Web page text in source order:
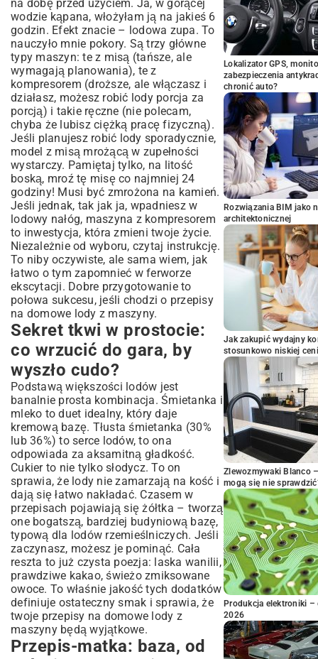
na dobę przed użyciem. Ja, w gorącej
wodzie kąpana, włożyłam ją na jakieś 6
godzin. Efekt znacie – lodowa zupa. To
nauczyło mnie pokory. Są trzy główne
typy maszyn: te z misą (tańsze, ale
wymagają planowania), te z
kompresorem (droższe, ale włączasz i
działasz, możesz robić lody porcja za
porcją) i takie ręczne (nie polecam,
chyba że lubisz ciężką pracę fizyczną).
Jeśli planujesz robić lody sporadycznie,
model z misą mrożącą w zupełności
wystarczy. Pamiętaj tylko, na litość
boską, mroź tę misę co najmniej 24
godziny! Musi być zmrożona na kamień.
Jeśli jednak, tak jak ja, wpadniesz w
lodowy nałóg, maszyna z kompresorem
to inwestycja, która zmieni twoje życie.
Niezależnie od wyboru, czytaj instrukcję.
To niby oczywiste, ale sama wiem, jak
łatwo o tym zapomnieć w ferworze
ekscytacji. Dobre przygotowanie to
połowa sukcesu, jeśli chodzi o przepisy
na domowe lody z maszyny.
Sekret tkwi w prostocie:
co wrzucić do gara, by
wyszło cudo?
Podstawą większości lodów jest
banalnie prosta kombinacja. Śmietanka i
mleko to duet idealny, który daje
kremową bazę. Tłusta śmietanka (30%
lub 36%) to serce lodów, to ona
odpowiada za aksamitną gładkość.
Cukier to nie tylko słodycz. To on
sprawia, że lody nie zamarzają na kość i
dają się łatwo nakładać. Czasem w
przepisach pojawiają się żółtka – tworzą
one bogatszą, bardziej budyniową bazę,
typową dla lodów rzemieślniczych. Jeśli
zaczynasz, możesz je pominąć. Cała
reszta to już czysta poezja: laska wanilii,
prawdziwe kakao, świeżo zmiksowane
owoce. To właśnie jakość tych dodatków
definiuje ostateczny smak i sprawia, że
twoje przepisy na domowe lody z
maszyny będą wyjątkowe.
Przepis-matka: baza, od
Lokalizator GPS,
zabezpieczenia
chronić auto?
Rozwiązania BIM jako
architektonicznej
Jak zakupić wydajny
stosunkowo niskiej
Zlewozmywaki Blanco
mogą się nie
Produkcja elektroniki –
2026